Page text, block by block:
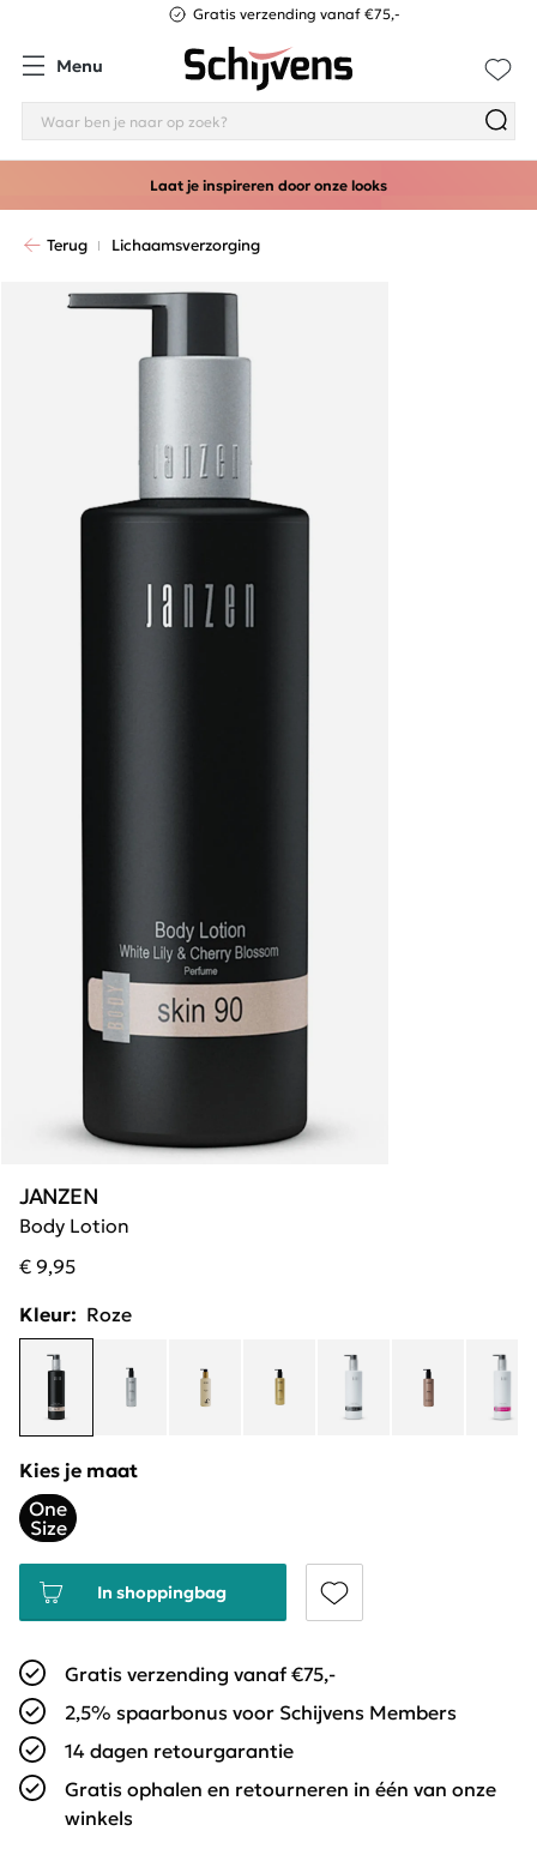
Gratis verzending vanaf €75,-
Menu
Laat je inspireren door onze looks
Terug Lichaamsverzorging
Body Lotion
JANZEN
€ 9,95
Kleur: Roze
Kies je maat
One
Size
In shoppingbag
Gratis verzending vanaf €75,-
2,5% spaarbonus voor Schijvens Members
14 dagen retourgarantie
Gratis ophalen en retourneren in één van onze
winkels